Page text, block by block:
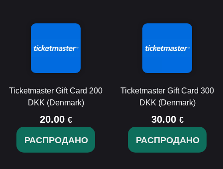
Ticketmaster Gift Card 200
DKK (Denmark)
20.00 €
РАСПРОДАНО
Ticketmaster Gift Card 300
DKK (Denmark)
30.00 €
РАСПРОДАНО